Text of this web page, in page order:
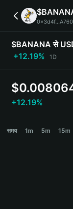
Deutsch
简体中文
繁體中文
Português
Bahasa Indonesia
Español
0x3d4f...A760
$BANANA से
+12.19%
1D
$
+12.19%
समय 1m 5m 15m